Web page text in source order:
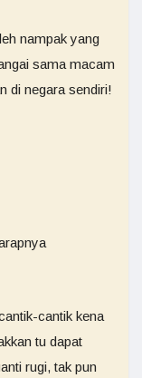
nampak yang
sama macam
di negara sendiri!
cantik kena
tu dapat
rugi, tak pun